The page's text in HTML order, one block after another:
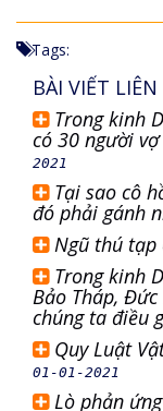
Tags:
BÀI VIẾT
Trong kinh
có 30 người
2021
Tại sao cô
đó phải gánh
Ngũ thú
Trong kinh
Bảo Tháp,
chúng ta điều
Quy Luật
01-01-2021
Lò phản